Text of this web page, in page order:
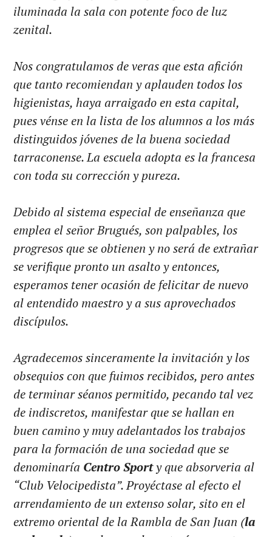
iluminada la sala con potente foco de luz
zenital.
Nos congratulamos de veras que esta afición
que tanto recomiendan y aplauden todos los
higienistas, haya arraigado en esta capital,
pues vénse en la lista de los alumnos a los más
distinguidos jóvenes de la buena sociedad
tarraconense. La escuela adopta es la francesa
con toda su corrección y pureza.
Debido al sistema especial de enseñanza que
emplea el señor Brugués, son palpables, los
progresos que se obtienen y no será de extrañar
se verifique pronto un asalto y entonces,
esperamos tener ocasión de felicitar de nuevo
al entendido maestro y a sus aprovechados
discípulos.
Agradecemos sinceramente la invitación y los
obsequios con que fuimos recibidos, pero antes
de terminar séanos permitido, pecando tal vez
de indiscretos, manifestar que se hallan en
buen camino y muy adelantados los trabajos
para la formación de una sociedad que se
denominaría Centro Sporty que absorveria al
“Club Velocipedista”. Proyéctase al efecto el
arrendamiento de un extenso solar, sito en el
extremo oriental de la Rambla de San Juan (la